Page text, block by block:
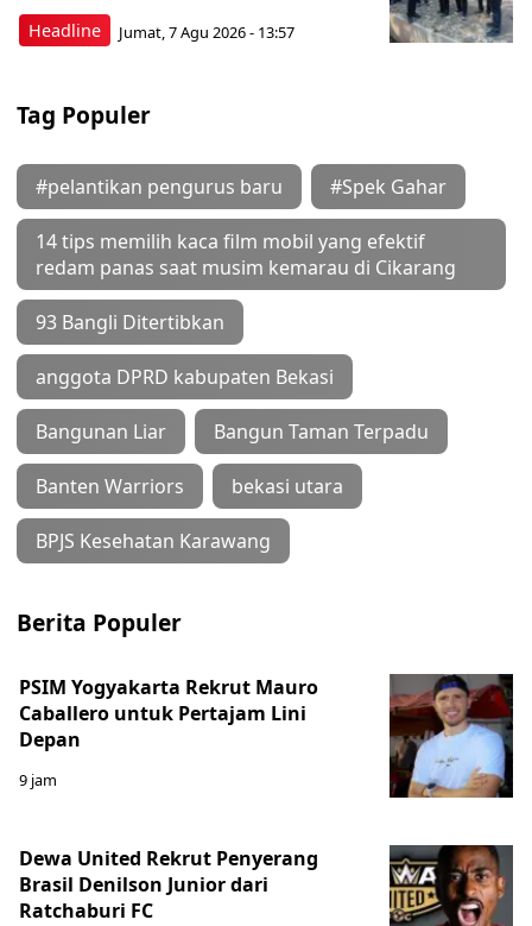
Headline Jumat, 7 Agu 2026 - 13:57
Tag Populer
#pelantikan pengurus baru #Spek Gahar
14 tips memilih kaca film mobil yang efektif
redam panas saat musim kemarau di Cikarang
93 Bangli Ditertibkan
anggota DPRD kabupaten Bekasi
Bangunan Liar Bangun Taman Terpadu
Banten Warriors bekasi utara
BPJS Kesehatan Karawang
Berita Populer
PSIM Yogyakarta Rekrut Mauro
Caballero untuk Pertajam Lini
Depan
9 jam
Dewa United Rekrut Penyerang
Brasil Denilson Junior dari
Ratchaburi FC